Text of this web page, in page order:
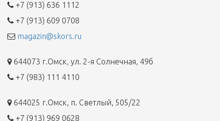
+7 (913) 636 1112
+7 (913) 609 0708
magazin@skors.ru
644073 г.Омск, ул. 2-я Солнечная, 49б
+7 (983) 111 4110
644025 г.Омск, п. Светлый, 505/22
+7 (913) 969 0628